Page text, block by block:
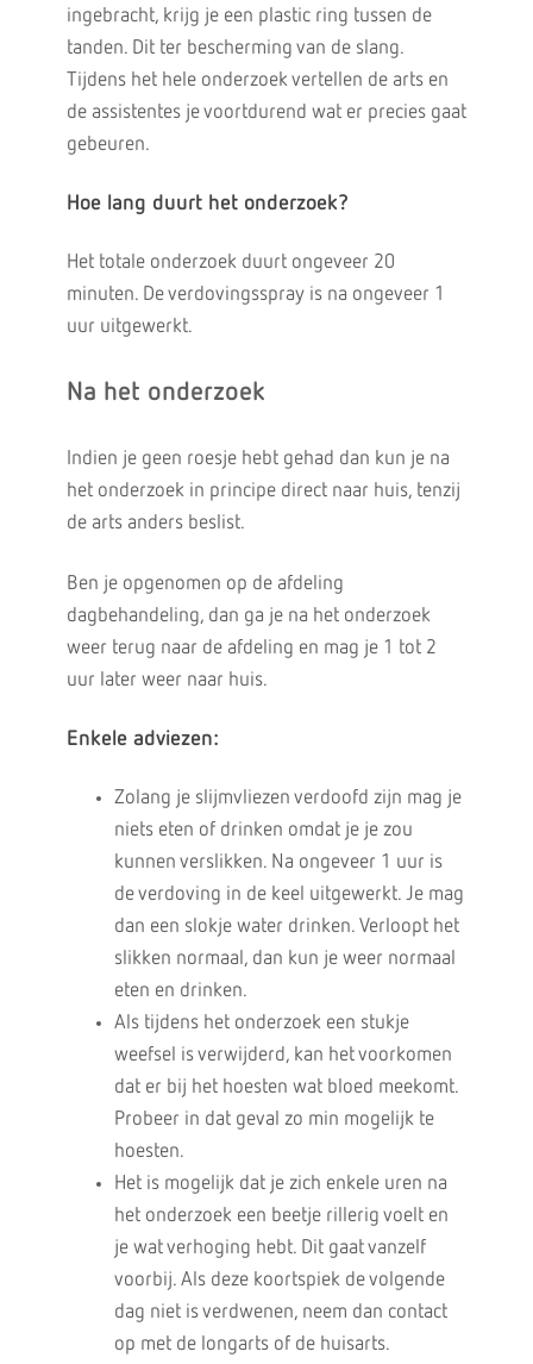
ingebracht, krijg je een plastic ring tussen de
tanden. Dit ter bescherming van de slang.
Tijdens het hele onderzoek vertellen de arts en
de assistentes je voortdurend wat er precies gaat
gebeuren.
Hoe lang duurt het onderzoek?
Het totale onderzoek duurt ongeveer 20
minuten. De verdovingsspray is na ongeveer 1
uur uitgewerkt.
Na het onderzoek
Indien je geen roesje hebt gehad dan kun je na
het onderzoek in principe direct naar huis, tenzij
de arts anders beslist.
Ben je opgenomen op de afdeling
dagbehandeling, dan ga je na het onderzoek
weer terug naar de afdeling en mag je 1 tot 2
uur later weer naar huis.
Enkele adviezen:
Zolang je slijmvliezen verdoofd zijn mag je
niets eten of drinken omdat je je zou
kunnen verslikken. Na ongeveer 1 uur is
de verdoving in de keel uitgewerkt. Je mag
dan een slokje water drinken. Verloopt het
slikken normaal, dan kun je weer normaal
eten en drinken.
Als tijdens het onderzoek een stukje
weefsel is verwijderd, kan het voorkomen
dat er bij het hoesten wat bloed meekomt.
Probeer in dat geval zo min mogelijk te
hoesten.
Het is mogelijk dat je zich enkele uren na
het onderzoek een beetje rillerig voelt en
je wat verhoging hebt. Dit gaat vanzelf
voorbij. Als deze koortspiek de volgende
dag niet is verdwenen, neem dan contact
op met de longarts of de huisarts.